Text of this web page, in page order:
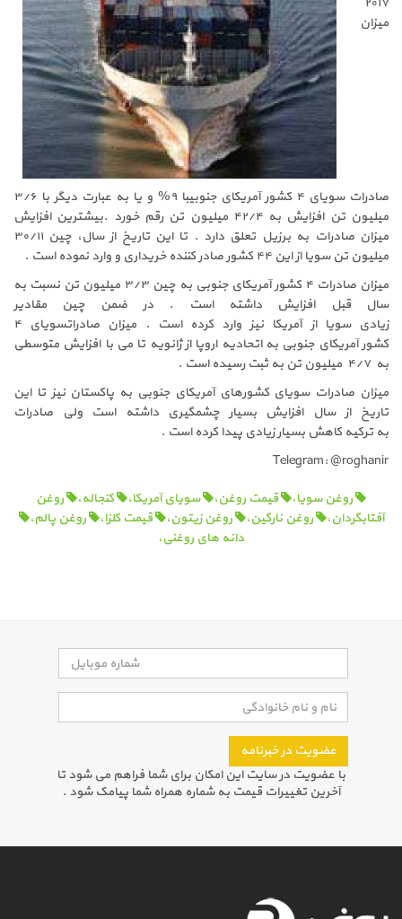
میزان
صادرات سویای ۴ کشور آمریکای جنوبیبا ۹% و یا به عبارت دیگر با ۳/۶
میلیون تن افزایش به ۴۲/۴ میلیون تن رقم خورد .بیشترین افزایش
میزان صادرات به برزیل تعلق دارد . تا این تاریخ از سال، چین ۳۰/۱۱
میلیون تن سویا از این ۴۴ کشور صادر کننده خریداری و وارد نموده است .
میزان صادرات ۴ کشور آمریکای جنوبی به چین ۳/۳ میلیون تن نسبت به
سال قبل افزایش داشته است . در ضمن چین مقادیر
زیادی سویا از آمریکا نیز وارد کرده است . میزان صادراتسویای ۴
کشور آمریکای جنوبی به اتحادیه اروپا از ژانویه تا می با افزایش متوسطی
به ۴/۷ میلیون تن به ثبت رسیده است .
میزان صادرات سویای کشورهای آمریکای جنوبی به پاکستان نیز تا این
تاریخ از سال افزایش بسیار چشمگیری داشته است ولی صادرات
به ترکیه کاهش بسیار زیادی پیدا کرده است .
Telegram: @roghanir
روغن سویا،
قیمت روغن، سویای آمریکا، کنجاله،
روغن
آفتابگردان،
روغن نارگین، روغن زیتون، قیمت کلزا،
روغن پالم،
دانه های روغنی،
عضویت در خبرنامه
با عضویت در سایت این امکان برای شما فراهم می شود تا
آخرین تغییرات قیمت به شماره همراه شما پیامک شود .